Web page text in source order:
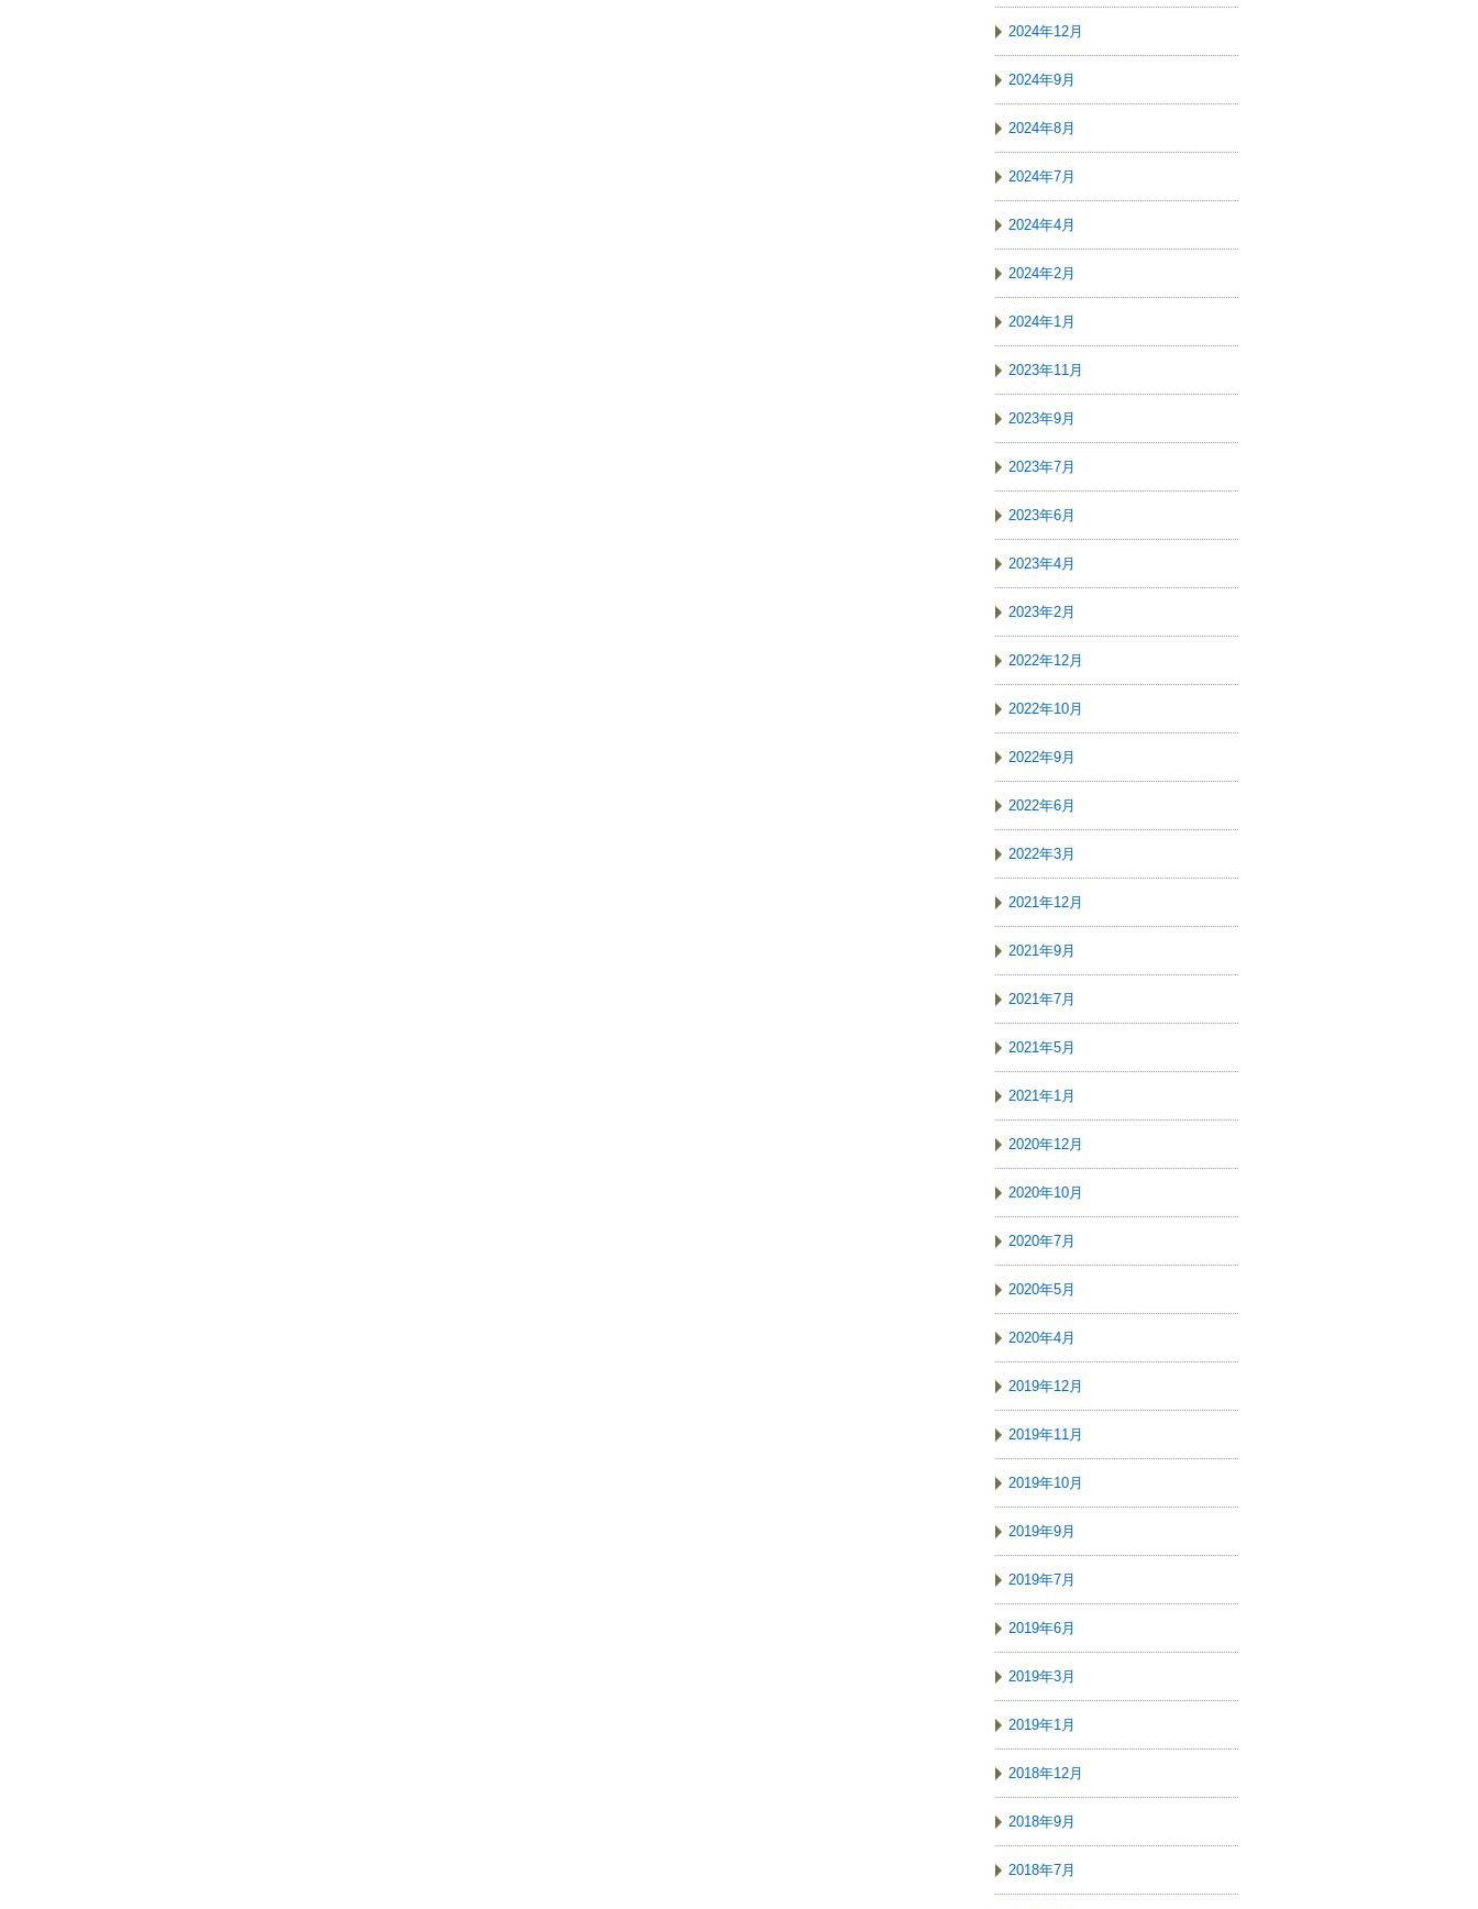
2024年12月
2024年9月
2024年8月
2024年7月
2024年4月
2024年2月
2024年1月
2023年11月
2023年9月
2023年7月
2023年6月
2023年4月
2023年2月
2022年12月
2022年10月
2022年9月
2022年6月
2022年3月
2021年12月
2021年9月
2021年7月
2021年5月
2021年1月
2020年12月
2020年10月
2020年7月
2020年5月
2020年4月
2019年12月
2019年11月
2019年10月
2019年9月
2019年7月
2019年6月
2019年3月
2019年1月
2018年12月
2018年9月
2018年7月